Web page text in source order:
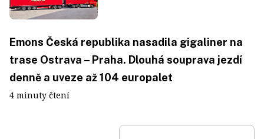
Emons Česká republika nasadila gigaliner na
trase Ostrava – Praha. Dlouhá souprava jezdí
denně a uveze až 104 europalet
4 minuty čtení